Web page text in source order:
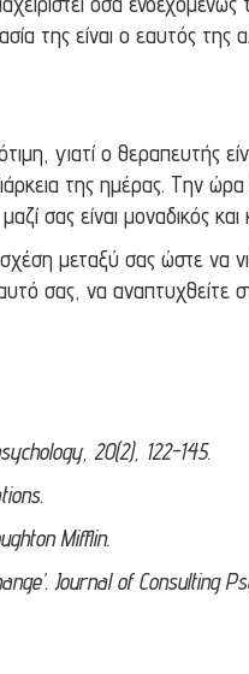
της είναι ο εαυτός της
γιατί ο θεραπευτής
της ημέρας. Την ώρα
σας είναι μοναδικός
σχέση μεταξύ σας ώστε
σας, να αναπτυχθείτε
20(2), 122-145.
Mifflin.
Journal of Consulting